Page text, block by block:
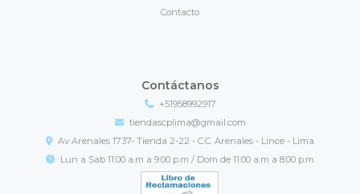
Contacto
Contáctanos
+51958992917
tiendascplima@gmail.com
Av Arenales 1737- Tienda 2-22 - C.C. Arenales - Lince - Lima
Lun a Sab 11:00 a.m a 9:00 p.m / Dom de 11:00 a.m a 8:00 p.m